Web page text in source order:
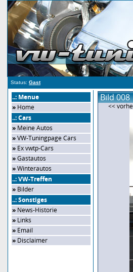
Status: Gast
..: Menue
» Home
..: Cars
» Meine Autos
»VW-Tuningpage Cars
» Ex vwtp-Cars
»Gastautos
»Winterautos
..: VW-Treffen
» Bilder
..: Sonstiges
» News-Historie
» Links
» Email
» Disclaimer
Bild 008
<<